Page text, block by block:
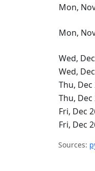
Mon,
Mon,
Wed,
Wed,
Thu, Dec
Thu, Dec
Fri, Dec
Fri, Dec
Sources: